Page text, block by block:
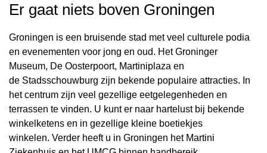
Er gaat niets boven Groningen
Groningen is een bruisende stad met veel culturele podia
en evenementen voor jong en oud. Het Groninger
Museum, De Oosterpoort, Martiniplaza en
de Stadsschouwburg zijn bekende populaire attracties. In
het centrum zijn veel gezellige eetgelegenheden en
terrassen te vinden. U kunt er naar hartelust bij bekende
winkelketens en in gezellige kleine boetiekjes
winkelen. Verder heeft u in Groningen het Martini